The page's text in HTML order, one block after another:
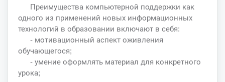
Преимущества компьютерной поддержки как
одного из применений новых информационных
технологий в образовании включают в себя:
- мотивационный аспект оживления
обучающегося;
- умение оформлять материал для конкретного
урока;